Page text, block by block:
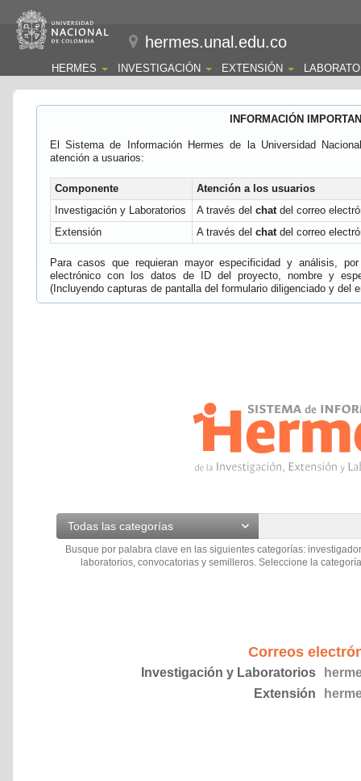
hermes.unal.edu.co
HERMES INVESTIGACIÓN EXTENSIÓN
INFORMACIÓN
El Sistema de Información Hermes de la Universidad
atención a usuarios:
Componente
Atención a los usuarios
Investigación y Laboratorios
A través del chatdel correo
Extensión
A través del chatdel correo
Para casos que requieran mayor especificidad y análisis,
electrónico con los datos de ID del proyecto, nombre y
(Incluyendo capturas de pantalla del formulario diligenciado y del
Todas las categorías
Busque por palabra clave en las siguientes categorías:
laboratorios, convocatorias y semilleros. Seleccione la
Correos
Investigación y Laboratorios
Extensión